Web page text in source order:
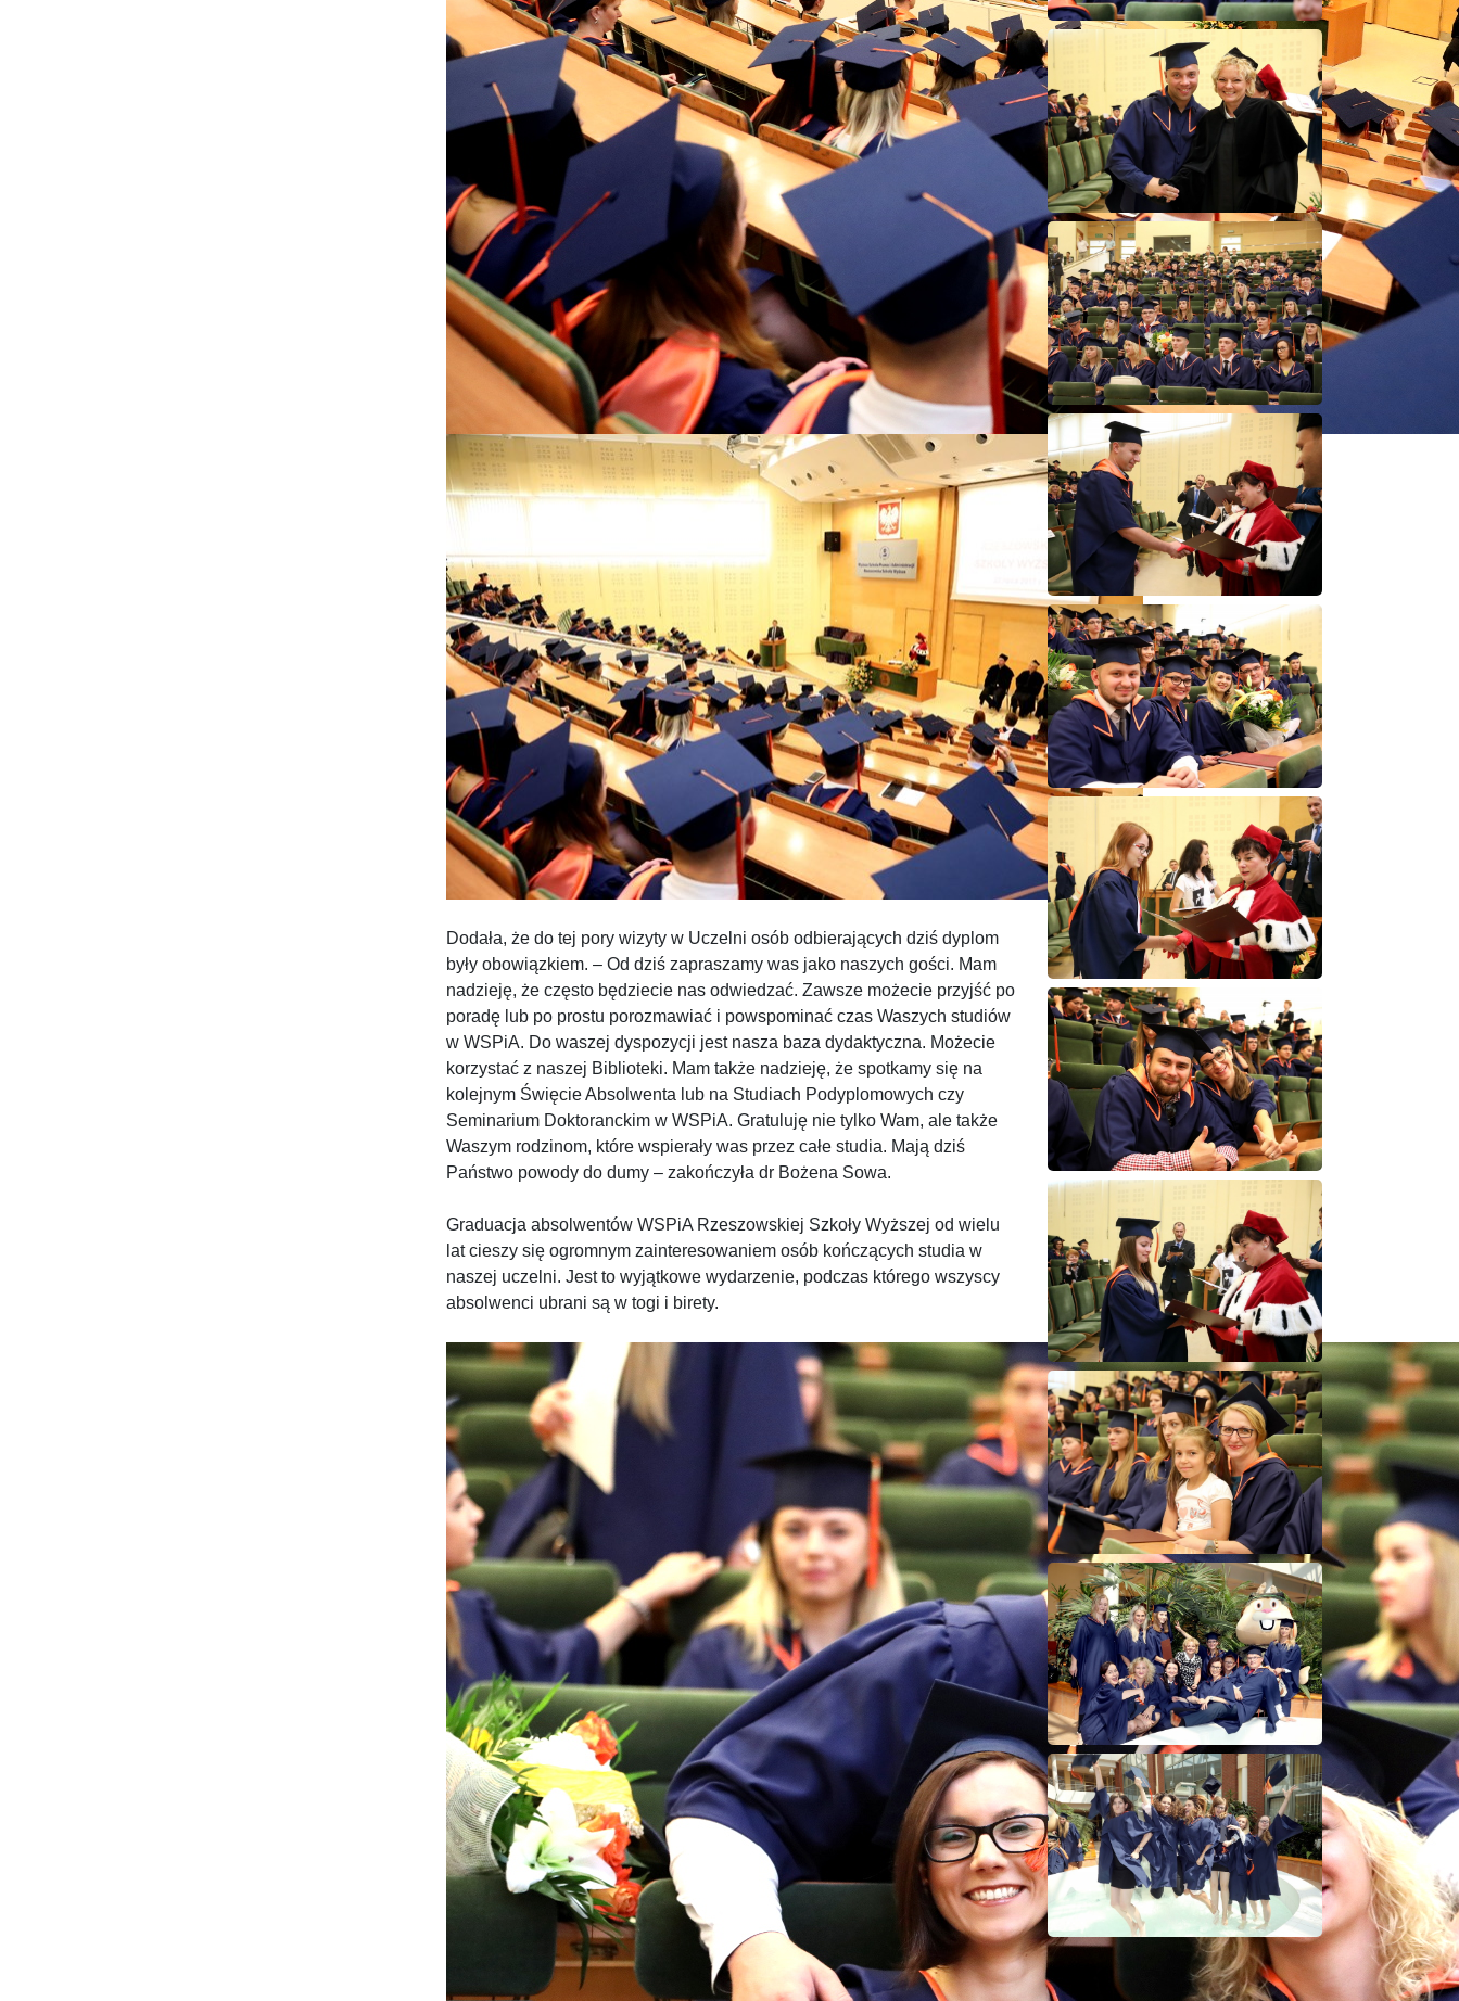
Dodała, że do tej pory wizyty w Uczelni osób odbierających dziś dyplom
były obowiązkiem. – Od dziś zapraszamy was jako naszych gości. Mam
nadzieję, że często będziecie nas odwiedzać. Zawsze możecie przyjść po
poradę lub po prostu porozmawiać i powspominać czas Waszych studiów
w WSPiA. Do waszej dyspozycji jest nasza baza dydaktyczna. Możecie
korzystać z naszej Biblioteki. Mam także nadzieję, że spotkamy się na
kolejnym Święcie Absolwenta lub na Studiach Podyplomowych czy
Seminarium Doktoranckim w WSPiA. Gratuluję nie tylko Wam, ale także
Waszym rodzinom, które wspierały was przez całe studia. Mają dziś
Państwo powody do dumy – zakończyła dr Bożena Sowa.
Graduacja absolwentów WSPiA Rzeszowskiej Szkoły Wyższej od wielu
lat cieszy się ogromnym zainteresowaniem osób kończących studia w
naszej uczelni. Jest to wyjątkowe wydarzenie, podczas którego wszyscy
absolwenci ubrani są w togi i birety.